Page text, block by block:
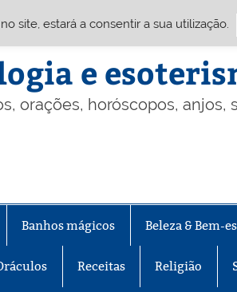
e
orações, horóscopos, anjos,
Banhos mágicos Beleza & Bem-
Receitas Religião
site, estará a consentir a sua utilização.